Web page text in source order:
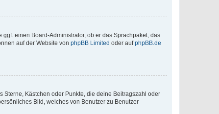
einen Board-Administrator, ob er das Sprachpaket, das
auf der Website von phpBB Limited oder aufphpBB.de
Sterne, Kästchen oder Punkte, die deine Beitragszahl oder
Bild, welches von Benutzer zu Benutzer